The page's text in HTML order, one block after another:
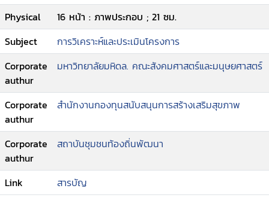
Physical
16 หน้า : ภาพประกอบ ; 21 ซม.
Subject
การวิเคราะห์และประเมินโครงการ
Corporate
authur
มหาวิทยาลัยมหิดล. คณะสังคมศาสตร์และมนุษยศาสตร์
Corporate
authur
สำนักงานกองทุนสนับสนุนการสร้างเสริมสุขภาพ
Corporate
authur
สถาบันชุมชนท้องถิ่นพัฒนา
Link สารบัญ